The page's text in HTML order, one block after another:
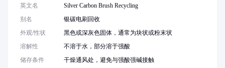
英文名
Silver Carbon Brush Recycling
别名
银碳电刷回收
外观/性状
黑色或深灰色固体，通常为块状或粉末状
溶解性
不溶于水，部分溶于强酸
储存条件
干燥通风处，避免与强酸强碱接触